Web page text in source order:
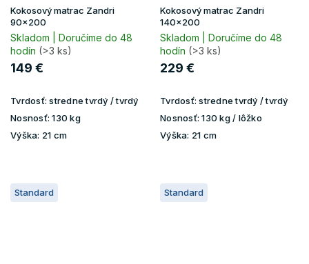
Kokosový matrac Zandri
90x200
Skladom | Doručíme do 48
hodín (>3 ks)
149 €
Tvrdosť: stredne tvrdý / tvrdý
Nosnosť: 130 kg
Výška: 21 cm
Kokosový matrac Zandri
140x200
Skladom | Doručíme do 48
hodín (>3 ks)
229 €
Tvrdosť: stredne tvrdý / tvrdý
Nosnosť: 130 kg / lôžko
Výška: 21 cm
Standard Standard